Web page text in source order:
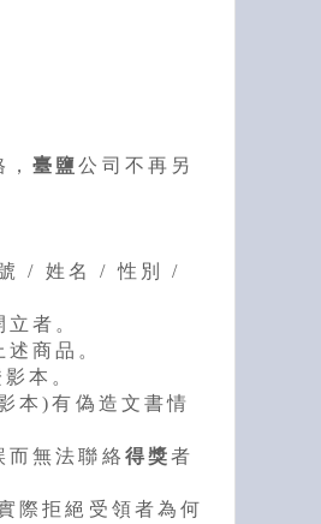
，臺鹽公司不再另
號 / 姓名 / 性別 /
立者。
商品。
本。
本)有偽造文書情
無法聯絡 得獎者
際拒絕受領者為何